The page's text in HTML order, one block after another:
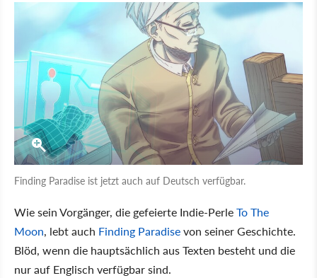
Finding Paradise ist jetzt auch auf Deutsch verfügbar.
Wie sein Vorgänger, die gefeierte Indie-PerleTo The
Moon, lebt auch Finding Paradisevon seiner Geschichte.
Blöd, wenn die hauptsächlich aus Texten besteht und die
nur auf Englisch verfügbar sind.